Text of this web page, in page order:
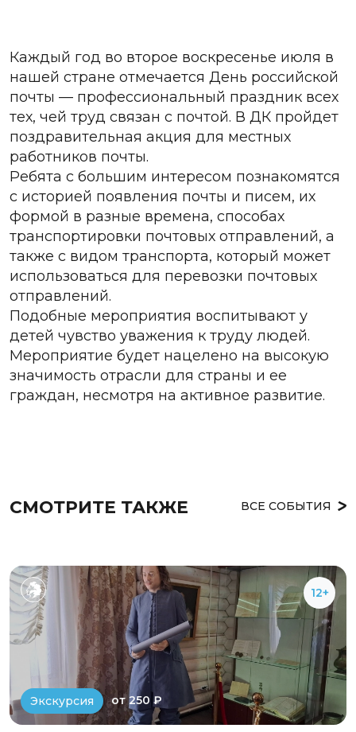
Каждый год во второе воскресенье июля в
нашей стране отмечается День российской
почты — профессиональный праздник всех
тех, чей труд связан с почтой. В ДК пройдет
поздравительная акция для местных
работников почты.
Ребята с большим интересом познакомятся
с историей появления почты и писем, их
формой в разные времена, способах
транспортировки почтовых отправлений, а
также с видом транспорта, который может
использоваться для перевозки почтовых
отправлений.
Подобные мероприятия воспитывают у
детей чувство уважения к труду людей.
Мероприятие будет нацелено на высокую
значимость отрасли для страны и ее
граждан, несмотря на активное развитие.
СМОТРИТЕ ТАКЖЕ ВСЕ СОБЫТИЯ
12+
Экскурсия от 250 ₽